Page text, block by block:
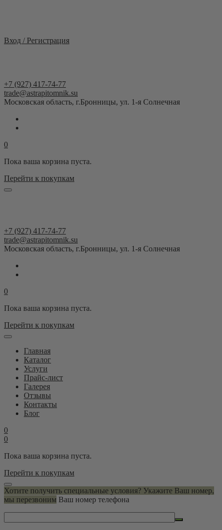
Вход / Регистрация
+7 (927) 417-74-77
trade@astrapitomnik.su
Московская область, г.Бронницы, ул. 1-я Солнечная
0
Пока ваша корзина пуста.
Перейти к покупкам
+7 (927) 417-74-77
trade@astrapitomnik.su
Московская область, г.Бронницы, ул. 1-я Солнечная
0
Пока ваша корзина пуста.
Перейти к покупкам
Главная
Каталог
Услуги
Прайс-лист
Галерея
Отзывы
Контакты
Блог
0
0
Пока ваша корзина пуста.
Перейти к покупкам
Хотите получить специальные условия? Укажите Ваш номер,
мы перезвоним Ваш номер телефона